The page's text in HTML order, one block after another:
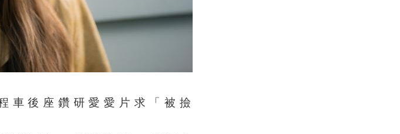
車後座鑽研愛愛片求「被撿